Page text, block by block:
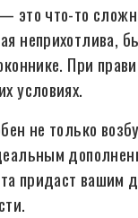
что-то
неприхотлива,
При
условиях.
не только
придаст вашим